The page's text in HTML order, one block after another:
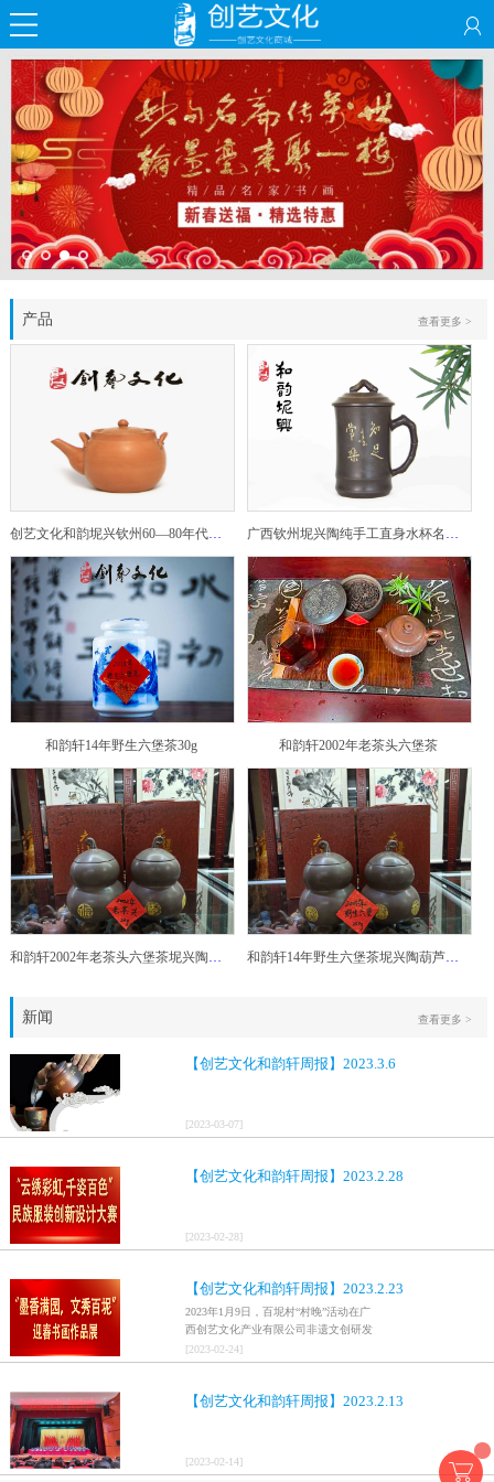
产品 查看更多 >
创艺文化和韵坭兴钦州60—80年代坭兴陶老壶——玉奎壶 广西钦州坭兴陶纯手工直身水杯名家陶瓷大师紫砂建水紫陶
和韵轩14年野生六堡茶30g 和韵轩2002年老茶头六堡茶
和韵轩2002年老茶头六堡茶坭兴陶葫芦茶罐 和韵轩14年野生六堡茶坭兴陶葫芦茶罐
新闻
【创艺文化和韵轩周报】2023.3.6
[2023-03-07]
【创艺文化和韵轩周报】2023.2.28
[2023-02-28]
【创艺文化和韵轩周报】2023.2.23
2023年1月9日，百坭村“村晚”活动在广
西创艺文化产业有限公司非遗文创研发
基地、百色市乐业县百坭壮族织布技艺
传承创意基地正式开启，活动紧扣“启航
村特色设计舞美，突出乡村文艺新体
[2023-02-24]
【创艺文化和韵轩周报】2023.2.13
[2023-02-14]
查看更多 >